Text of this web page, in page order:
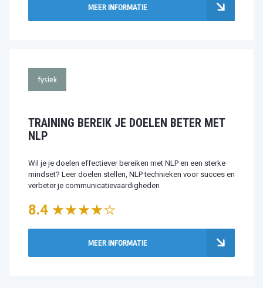
MEER INFORMATIE
fysiek
TRAINING BEREIK JE DOELEN BETER MET
NLP
Wil je je doelen effectiever bereiken met NLP en een sterke
mindset? Leer doelen stellen, NLP technieken voor succes en
verbeter je communicatievaardigheden
8.4
MEER INFORMATIE